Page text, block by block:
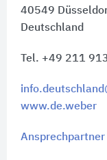
40549
Deutschland
Tel. +49 211
www.de.weber